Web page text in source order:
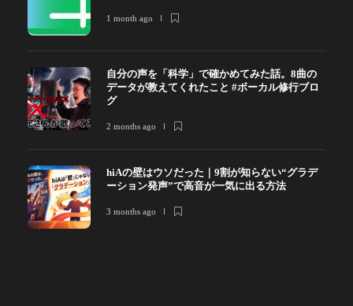
1 month ago
自分の声を「科学」で確かめてみた話。8曲の
データが教えてくれたこと #ボーカル修行ブロ
グ
2 months ago
hiAの壁はウソだった｜9割が知らない“グラデ
ーション発声”で高音が一気に出る方法
3 months ago